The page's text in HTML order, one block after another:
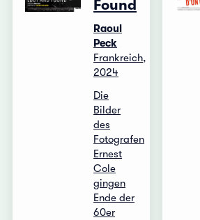
Found
Raoul
Peck
Frankreich,
2024
Die
Bilder
des
Fotografen
Ernest
Cole
gingen
Ende der
60er